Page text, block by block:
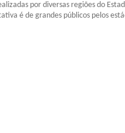
por diversas regiões do
é de grandes públicos pelos